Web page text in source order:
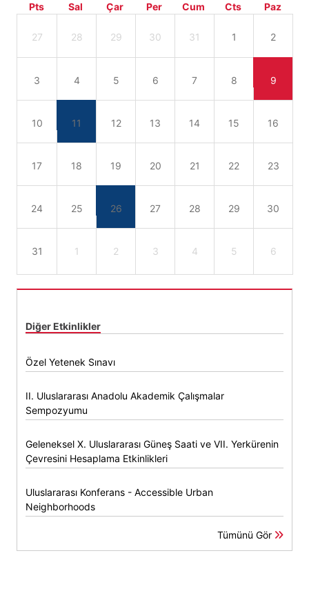
Pts Sal Çar Per Cum Cts Paz
27 28 29 30 31 1 2
3 4 5 6 7 8 9
10 11 12 13 14 15 16
17 18 19 20 21 22 23
24 25 26 27 28 29 30
31 1 2 3 4 5 6
Diğer Etkinlikler
Özel Yetenek Sınavı
II. Uluslararası Anadolu Akademik Çalışmalar
Sempozyumu
Geleneksel X. Uluslararası Güneş Saati ve VII. Yerkürenin
Çevresini Hesaplama Etkinlikleri
Uluslararası Konferans - Accessible Urban
Neighborhoods
Tümünü Gör